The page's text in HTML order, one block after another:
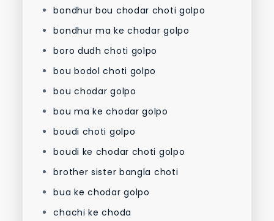
bondhur bou chodar choti golpo
bondhur ma ke chodar golpo
boro dudh choti golpo
bou bodol choti golpo
bou chodar golpo
bou ma ke chodar golpo
boudi choti golpo
boudi ke chodar choti golpo
brother sister bangla choti
bua ke chodar golpo
chachi ke choda